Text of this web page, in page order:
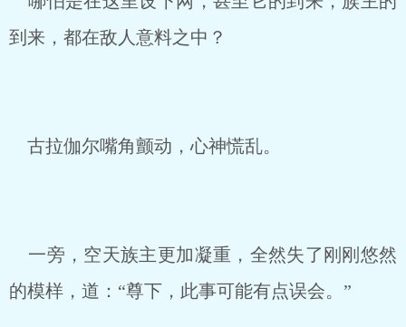
到来，都在敌人意料之中？
古拉伽尔嘴角颤动，心神慌乱。
一旁，空天族主更加凝重，全然失了刚刚悠然
的模样，道：“尊下，此事可能有点误会。”